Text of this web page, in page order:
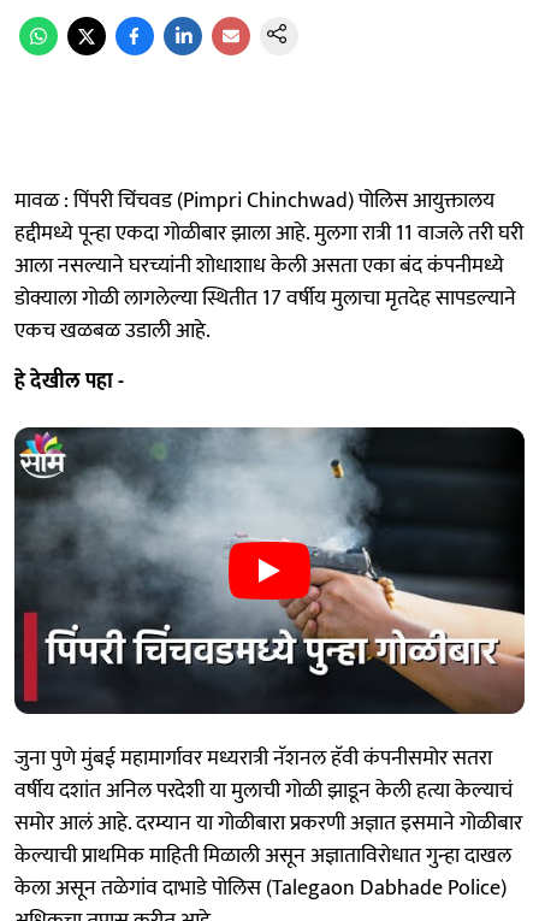
मावळ : पिंपरी चिंचवड (Pimpri Chinchwad) पोलिस आयुक्तालय
हद्दीमध्ये पून्हा एकदा गोळीबार झाला आहे. मुलगा रात्री 11 वाजले तरी घरी
आला नसल्याने घरच्यांनी शोधाशाध केली असता एका बंद कंपनीमध्ये
डोक्याला गोळी लागलेल्या स्थितीत 17 वर्षीय मुलाचा मृतदेह सापडल्याने
एकच खळबळ उडाली आहे.
हे देखील पहा -
जुना पुणे मुंबई महामार्गावर मध्यरात्री नॅशनल हॅवी कंपनीसमोर सतरा
वर्षीय दशांत अनिल परदेशी या मुलाची गोळी झाडून केली हत्या केल्याचं
समोर आलं आहे. दरम्यान या गोळीबारा प्रकरणी अज्ञात इसमाने गोळीबार
केल्याची प्राथमिक माहिती मिळाली असून अज्ञाताविरोधात गुन्हा दाखल
केला असून तळेगांव दाभाडे पोलिस (Talegaon Dabhade Police)